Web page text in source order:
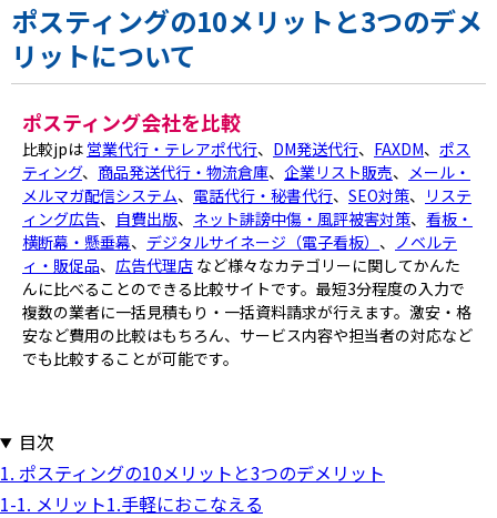
ポスティングの10メリットと3つのデメ
リットについて
ポスティング会社を比較
比較jpは 営業代行・テレアポ代行、 DM発送代行、 FAXDM、 ポス
ティング、 商品発送代行・物流倉庫、 企業リスト販売、 メール・
メルマガ配信システム、 電話代行・秘書代行、 SEO対策、 リステ
ィング広告、 自費出版、 ネット誹謗中傷・風評被害対策、 看板・
横断幕・懸垂幕、 デジタルサイネージ（電子看板） 、 ノベルテ
ィ・販促品、 広告代理店 など様々なカテゴリーに関してかんた
んに比べることのできる比較サイトです。最短3分程度の入力で
複数の業者に一括見積もり・一括資料請求が行えます。激安・格
安など費用の比較はもちろん、サービス内容や担当者の対応など
でも比較することが可能です。
目次
1. ポスティングの10メリットと3つのデメリット
1-1. メリット1.手軽におこなえる